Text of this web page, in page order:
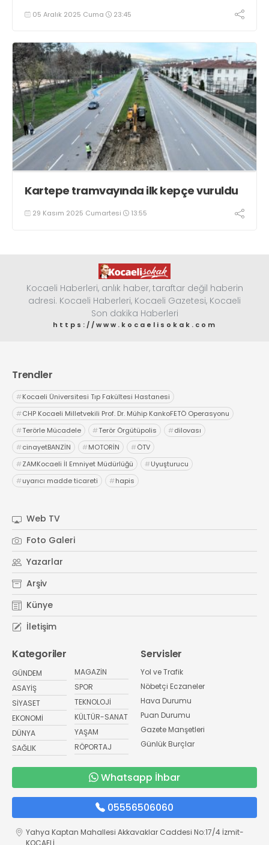
05 Aralık 2025 Cuma 23:45
Kartepe tramvayında ilk kepçe vuruldu
29 Kasım 2025 Cumartesi 13:55
Kocaeli Haberleri, anlık haber, taraftar değil haberin
adresi. Kocaeli Haberleri, Kocaeli Gazetesi, Kocaeli
Son dakika Haberleri
https://www.kocaelisokak.com
Trendler
#Kocaeli Üniversitesi Tıp Fakültesi Hastanesi
#CHP Kocaeli Milletvekili Prof. Dr. Mühip KankoFETÖ Operasyonu
#Terörle Mücadele #Terör Örgütüpolis #dilovası
#cinayetBANZİN #MOTORİN #ÖTV
#ZAMKocaeli İl Emniyet Müdürlüğü #Uyuşturucu
#uyarıcı madde ticareti #hapis
Web TV
Foto Galeri
Yazarlar
Arşiv
Künye
İletişim
Kategoriler
GÜNDEM
ASAYİŞ
SİYASET
EKONOMİ
DÜNYA
SAĞLIK
MAGAZİN
SPOR
TEKNOLOJİ
KÜLTÜR-SANAT
YAŞAM
RÖPORTAJ
Servisler
Yol ve Trafik
Nöbetçi Eczaneler
Hava Durumu
Puan Durumu
Gazete Manşetleri
Günlük Burçlar
Whatsapp İhbar
05556506060
Yahya Kaptan Mahallesi Akkavaklar Caddesi No:17/4 İzmit-
KOCAELİ